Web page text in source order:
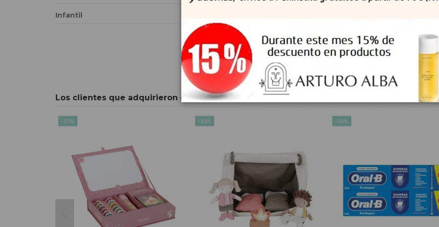
Infantil
Los clientes que adquirieron este producto también compraron:
-10% -10% -10%